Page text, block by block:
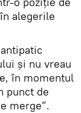
alegerile
și nu vreau
în momentul
punct de
merge”.